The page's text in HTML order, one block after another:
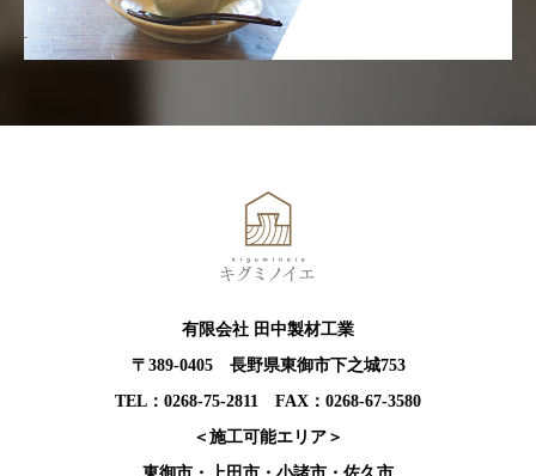
有限会社 田中製材工業
〒389-0405 長野県東御市下之城753
TEL：0268-75-2811 FAX：0268-67-3580
＜施工可能エリア＞